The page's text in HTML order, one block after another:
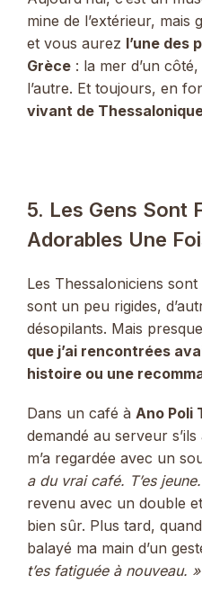
mine de l’extérieur, mais
et vous aurez l’une des
Grèce : la mer d’un
l’autre. Et toujours, en
vivant de
5. Les Gens Sont
Adorables Une
Les Thessaloniciens
sont un peu rigides,
désopilants. Mais presque
que j’ai rencontrées
histoire ou une
Dans un café à Ano Poli
demandé au serveur
m’a regardée avec un
a du vrai café. T’es
revenu avec un double
bien sûr. Plus tard,
balayé ma main d’un
t’es fatiguée à nouveau. »